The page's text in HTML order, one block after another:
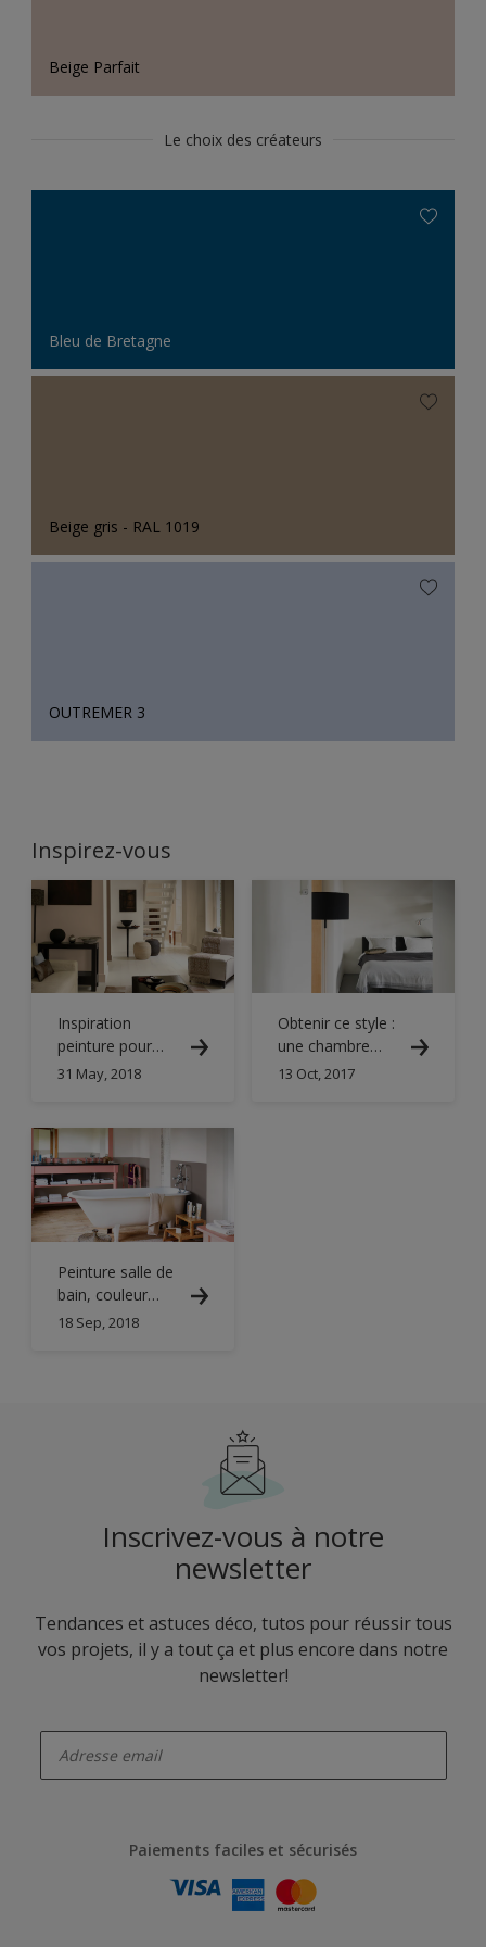
Beige Parfait
Le choix des créateurs
Bleu de Bretagne
Beige gris - RAL 1019
OUTREMER 3
Inspirez-vous
Inspiration
peinture pour
une déco
teintes naturelles
se mêlent.
31 May, 2018
Obtenir ce style :
une chambre
romantique et
13 Oct, 2017
Peinture salle de
bain, couleur
Chamallow -
18 Sep, 2018
Inscrivez-vous à notre
newsletter
Tendances et astuces déco, tutos pour réussir tous
vos projets, il y a tout ça et plus encore dans notre
newsletter!
Paiements faciles et sécurisés